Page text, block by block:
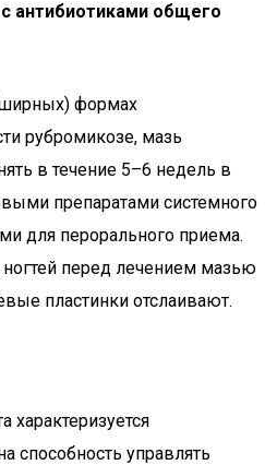
антибиотиками общего
формах
рубромикозе, мазь
в течение 5–6 недель в
препаратами системного
для перорального приема.
перед лечением мазью
пластинки отслаивают.
характеризуется
способность управлять